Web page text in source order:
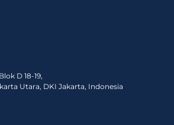
D 18-19,
Utara, DKI Jakarta, Indonesia